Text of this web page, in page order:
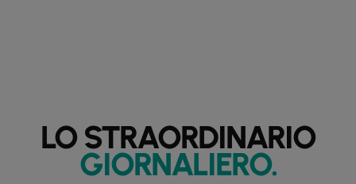
LO STRAORDINARIO
GIORNALIERO.